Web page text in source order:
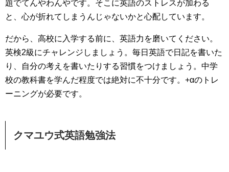
題でてんやわんやです。そこに英語のストレスが加わる
と、心が折れてしまうんじゃないかと心配しています。
だから、高校に入学する前に、英語力を磨いてください。
英検2級にチャレンジしましょう。毎日英語で日記を書いた
り、自分の考えを書いたりする習慣をつけましょう。中学
校の教科書を学んだ程度では絶対に不十分です。+αのトレ
ーニングが必要です。
クマユウ式英語勉強法